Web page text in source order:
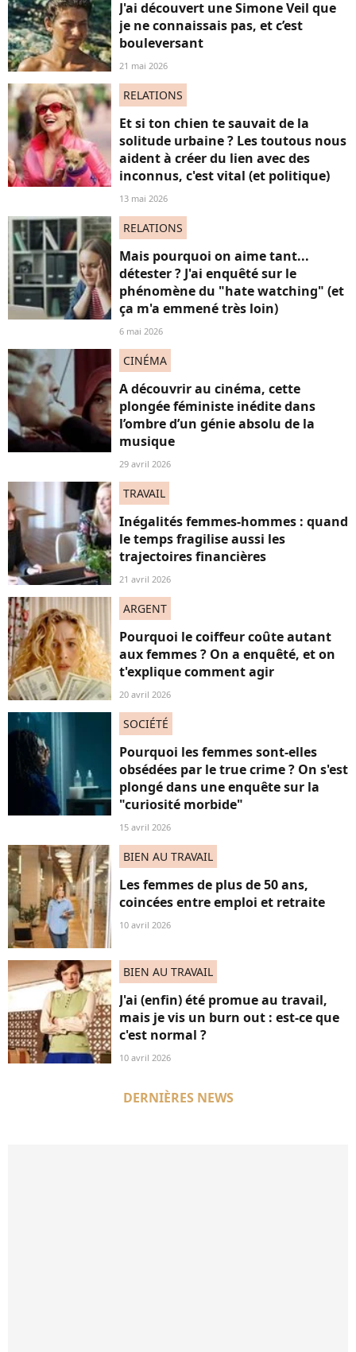
J'ai découvert une Simone Veil que
je ne connaissais pas, et c’est
bouleversant
21 mai 2026
RELATIONS
Et si ton chien te sauvait de la
solitude urbaine ? Les toutous nous
aident à créer du lien avec des
inconnus, c'est vital (et politique)
13 mai 2026
RELATIONS
Mais pourquoi on aime tant...
détester ? J'ai enquêté sur le
phénomène du "hate watching" (et
ça m'a emmené très loin)
6 mai 2026
CINÉMA
A découvrir au cinéma, cette
plongée féministe inédite dans
l’ombre d’un génie absolu de la
musique
29 avril 2026
TRAVAIL
Inégalités femmes-hommes : quand
le temps fragilise aussi les
trajectoires financières
21 avril 2026
ARGENT
Pourquoi le coiffeur coûte autant
aux femmes ? On a enquêté, et on
t'explique comment agir
20 avril 2026
SOCIÉTÉ
Pourquoi les femmes sont-elles
obsédées par le true crime ? On s'est
plongé dans une enquête sur la
"curiosité morbide"
15 avril 2026
BIEN AU TRAVAIL
Les femmes de plus de 50 ans,
coincées entre emploi et retraite
10 avril 2026
BIEN AU TRAVAIL
J'ai (enfin) été promue au travail,
mais je vis un burn out : est-ce que
c'est normal ?
10 avril 2026
DERNIÈRES NEWS